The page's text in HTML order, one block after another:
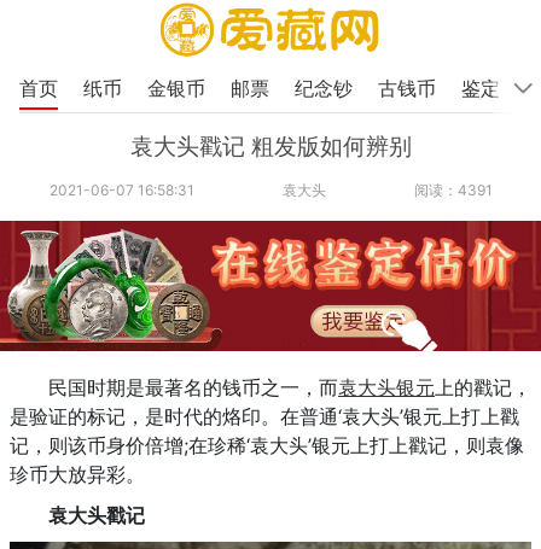
首页 纸币 金银币 邮票 纪念钞 古钱币 鉴定
袁大头戳记 粗发版如何辨别
2021-06-07 16:58:31 袁大头 阅读：4391
民国时期是最著名的钱币之一，而袁大头银元 上的戳记，
是验证的标记，是时代的烙印。在普通‘袁大头’银元上打上戳
记，则该币身价倍增;在珍稀‘袁大头’银元上打上戳记，则袁像
珍币大放异彩。
袁大头戳记